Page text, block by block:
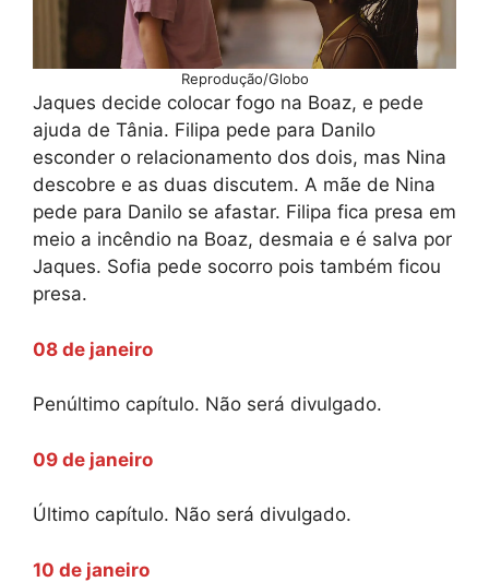
Reprodução/Globo
Jaques decide colocar fogo na Boaz, e pede
ajuda de Tânia. Filipa pede para Danilo
esconder o relacionamento dos dois, mas Nina
descobre e as duas discutem. A mãe de Nina
pede para Danilo se afastar. Filipa fica presa em
meio a incêndio na Boaz, desmaia e é salva por
Jaques. Sofia pede socorro pois também ficou
presa.
08 de janeiro
Penúltimo capítulo. Não será divulgado.
09 de janeiro
Último capítulo. Não será divulgado.
10 de janeiro